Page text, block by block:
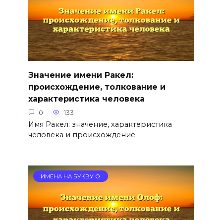
Значение имени Ракел:
происхождение, толкование и
характеристика человека
0 133
Имя Ракел: значение, характеристика
человека и происхождение
ИМЕНА НА БУКВУ О